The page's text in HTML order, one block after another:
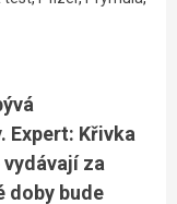
Expert: Křivka
za
doby bude